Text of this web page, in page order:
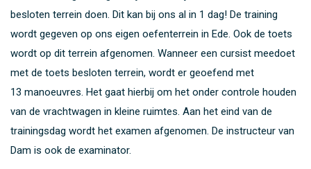
besloten terrein doen. Dit kan bij ons al in 1 dag! De training
wordt gegeven op ons eigen oefenterrein in Ede. Ook de toets
wordt op dit terrein afgenomen. Wanneer een cursist meedoet
met de toets besloten terrein, wordt er geoefend met
13 manoeuvres. Het gaat hierbij om het onder controle houden
van de vrachtwagen in kleine ruimtes. Aan het eind van de
trainingsdag wordt het examen afgenomen. De instructeur van
Dam is ook de examinator.